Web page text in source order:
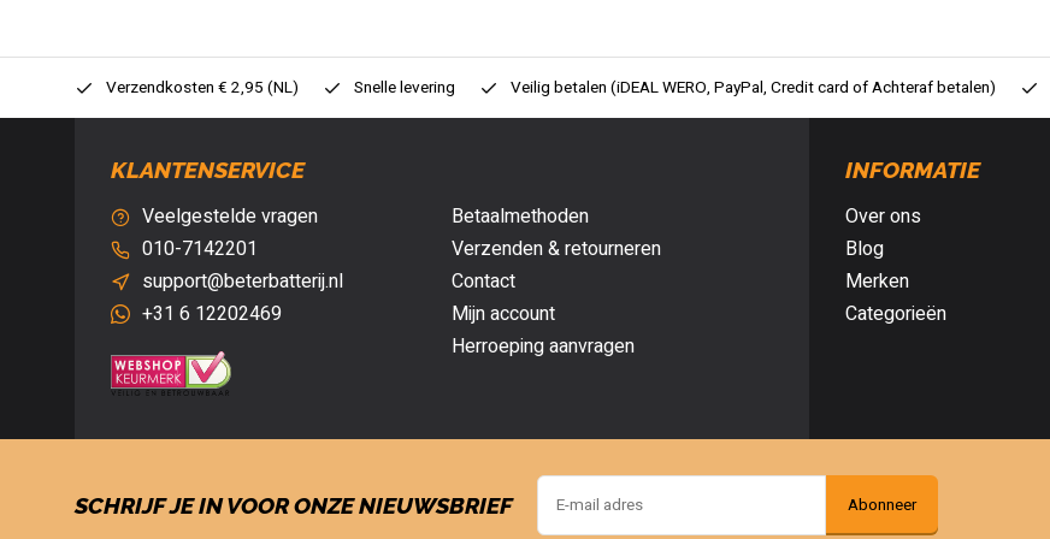
Verzendkosten € 2,95 (NL) Snelle levering Veilig betalen (iDEAL WERO, PayPal, Credit card of Achteraf betalen)
KLANTENSERVICE
Veelgestelde vragen
010-7142201
support@beterbatterij.nl
+31 6 12202469
Betaalmethoden
Verzenden & retourneren
Contact
Mijn account
Herroeping aanvragen
INFORMATIE
Over ons
Blog
Merken
Categorieën
SCHRIJF JE IN VOOR ONZE NIEUWSBRIEF Abonneer